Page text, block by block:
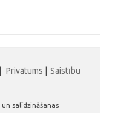
Privātums
Saistību
salīdzināšanas